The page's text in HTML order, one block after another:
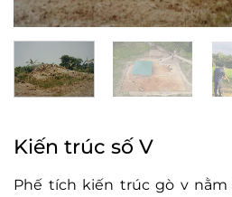
Kiến trúc số V
Phế tích kiến trúc gò v nằm